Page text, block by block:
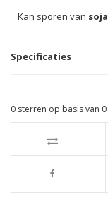
Kan sporen van soja
Specificaties
0 sterren op basis van 0